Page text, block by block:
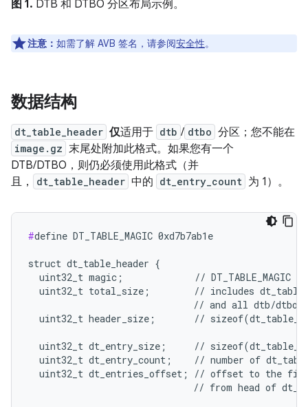
图 1. DTB 和 DTBO 分区布局示例。
注意： 如需了解 AVB 签名，请参阅安全性。
数据结构
dt_table_header 仅适用于 dtb / dtbo 分区；您不能在
image.gz 末尾处附加此格式。如果您有一个
DTB/DTBO，则仍必须使用此格式（并
且，
dt_table_header 中的 dt_entry_count 为 1）。
#define DT_TABLE_MAGIC 0xd7b7ab1e
struct dt_table_header {
  uint32_t magic;             // DT_TABLE_MAGIC
uint32_t total_size;        // includes
                              // and all dtb/dtbo
uint32_t header_size;       //
uint32_t dt_entry_size;     //
uint32_t dt_entry_count;    // number of
uint32_t dt_entries_offset; // offset to the
// from head of